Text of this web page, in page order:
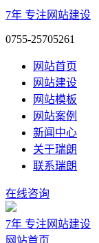
7年 专注网站建设
0755-25705261
网站首页
网站建设
网站模板
网站案例
新闻中心
关于瑞朗
联系瑞朗
在线咨询
7年 专注网站建设
网站首页